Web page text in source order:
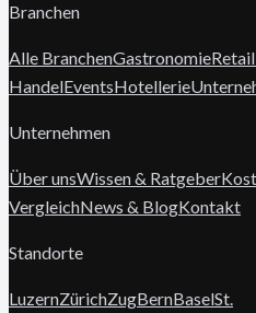
Branchen
Alle BranchenGastronomie
HandelEventsHotellerie
Unternehmen
Über unsWissen & Ratgeber
VergleichNews & BlogKontakt
Standorte
LuzernZürichZugBernBaselSt.